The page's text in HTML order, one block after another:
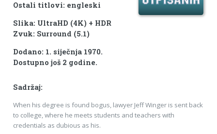
Ostali titlovi: engleski
Slika: UltraHD (4K) + HDR
Zvuk: Surround (5.1)
Dodano: 1. siječnja 1970.
Dostupno još 2 godine.
Sadržaj:
When his degree is found bogus, lawyer Jeff Winger is sent back
to college, where he meets students and teachers with
credentials as dubious as his.